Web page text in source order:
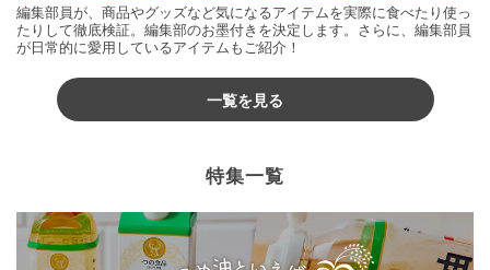
編集部員が、商品やグッズなど気になるアイテムを実際に食べたり使っ
たりして徹底検証。編集部のお墨付きを決定します。さらに、編集部員
が日常的に愛用しているアイテムもご紹介！
一覧を見る
特集一覧